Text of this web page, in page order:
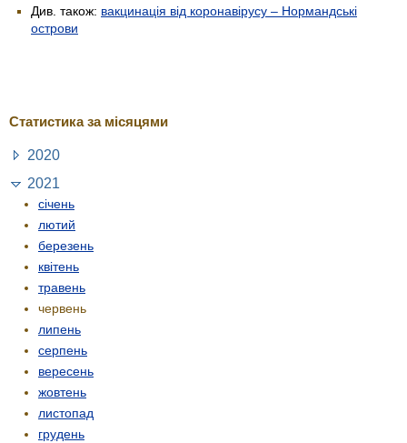
Див. також: вакцинація від коронавірусу – Нормандські
острови
Статистика за місяцями
2020
2021
січень
лютий
березень
квітень
травень
червень
липень
серпень
вересень
жовтень
листопад
грудень